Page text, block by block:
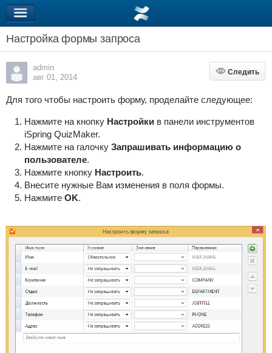
Настройка формы запроса
admin
авг 01, 2014
Следить
Следить
Для того чтобы настроить форму, проделайте следующее:
Нажмите на кнопку Настройкив панели инструментов
iSpring QuizMaker.
Нажмите на галочку Запрашивать информацию о
пользователе.
Нажмите кнопку Настроить.
Внесите нужные Вам изменения в поля формы.
Нажмите OK.